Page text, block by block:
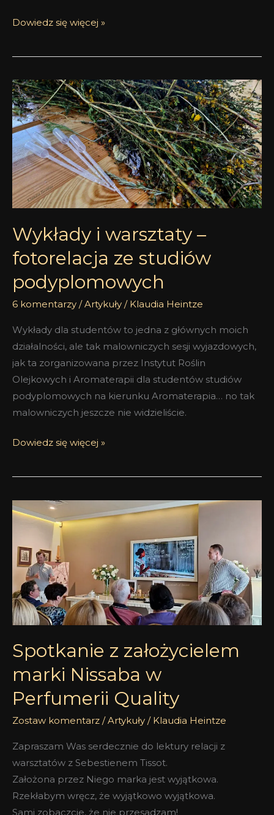
Dowiedz się więcej »
Wykłady i warsztaty –
fotorelacja ze studiów
podyplomowych
6 komentarzy /Artykuły / Klaudia Heintze
Wykłady dla studentów to jedna z głównych moich
działalności, ale tak malowniczych sesji wyjazdowych,
jak ta zorganizowana przez Instytut Roślin
Olejkowych i Aromaterapii dla studentów studiów
podyplomowych na kierunku Aromaterapia… no tak
malowniczych jeszcze nie widzieliście.
Wykłady
i
warsztaty
–
fotorelacja
ze
studiów
podyplomowych
Dowiedz się więcej »
Spotkanie z założycielem
marki Nissaba w
Perfumerii Quality
Zostaw komentarz /Artykuły / Klaudia Heintze
Zapraszam Was serdecznie do lektury relacji z
warsztatów z Sebestienem Tissot.
Założona przez Niego marka jest wyjątkowa.
Rzekłabym wręcz, że wyjątkowo wyjątkowa.
Sami zobaczcie, że nie przesadzam!
Spotkanie
założycielem
marki
Nissaba
w
Perfumerii
Quality